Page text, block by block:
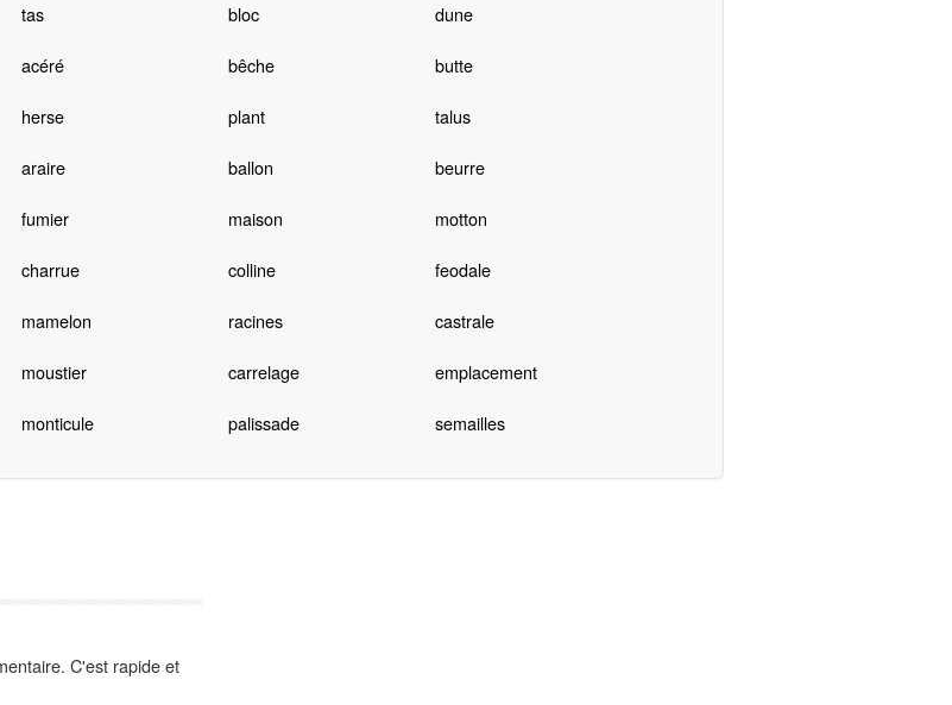
tas bloc dune
acéré bêche butte
herse plant talus
araire ballon beurre
fumier maison motton
charrue colline feodale
mamelon racines castrale
moustier carrelage emplacement
monticule palissade semailles
C'est rapide et